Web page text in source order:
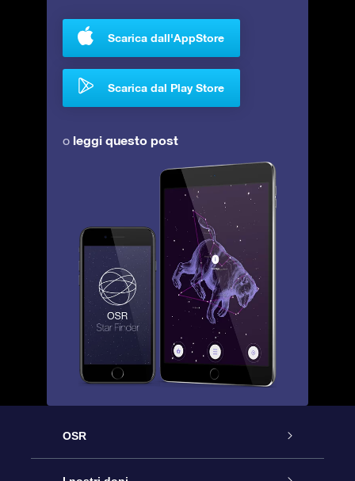
Scarica dall'AppStore
Scarica dal Play Store
o leggi questo post
OSR